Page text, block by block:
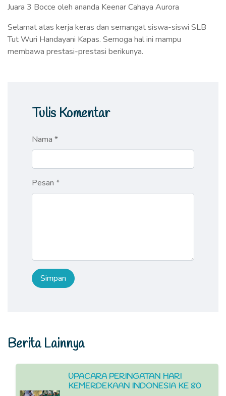
Juara 3 Bocce oleh ananda Keenar Cahaya Aurora
Selamat atas kerja keras dan semangat siswa-siswi SLB
Tut Wuri Handayani Kapas. Semoga hal ini mampu
membawa prestasi-prestasi berikunya.
Tulis Komentar
Nama *
Pesan *
Berita Lainnya
UPACARA PERINGATAN HARI
KEMERDEKAAN INDONESIA KE 80